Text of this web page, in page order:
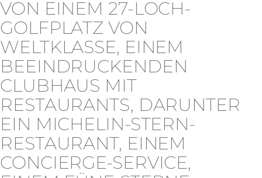
VON EINEM 27-LOCH-
GOLFPLATZ VON
WELTKLASSE, EINEM
BEEINDRUCKENDEN
CLUBHAUS MIT
RESTAURANTS, DARUNTER
EIN MICHELIN-STERN-
RESTAURANT, EINEM
CONCIERGE-SERVICE,